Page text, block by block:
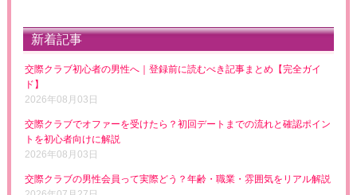
新着記事
交際クラブ初心者の男性へ｜登録前に読むべき記事まとめ【完全ガイ
ド】
2026年08月03日
交際クラブでオファーを受けたら？初回デートまでの流れと確認ポイン
トを初心者向けに解説
2026年08月03日
交際クラブの男性会員って実際どう？年齢・職業・雰囲気をリアル解説